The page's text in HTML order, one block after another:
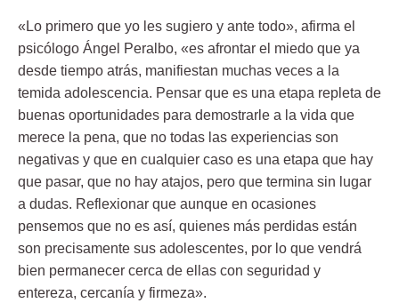
«Lo primero que yo les sugiero y ante todo», afirma el
psicólogo Ángel Peralbo, «es afrontar el miedo que ya
desde tiempo atrás, manifiestan muchas veces a la
temida adolescencia. Pensar que es una etapa repleta de
buenas oportunidades para demostrarle a la vida que
merece la pena, que no todas las experiencias son
negativas y que en cualquier caso es una etapa que hay
que pasar, que no hay atajos, pero que termina sin lugar
a dudas. Reflexionar que aunque en ocasiones
pensemos que no es así, quienes más perdidas están
son precisamente sus adolescentes, por lo que vendrá
bien permanecer cerca de ellas con seguridad y
entereza, cercanía y firmeza».